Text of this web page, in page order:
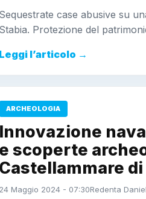
Sequestrate case abusive su
Stabia. Protezione del
Leggi l’articolo →
ARCHEOLOGIA
Innovazione
e scoperte
Castellammare
24 Maggio 2024 - 07:30Redenta